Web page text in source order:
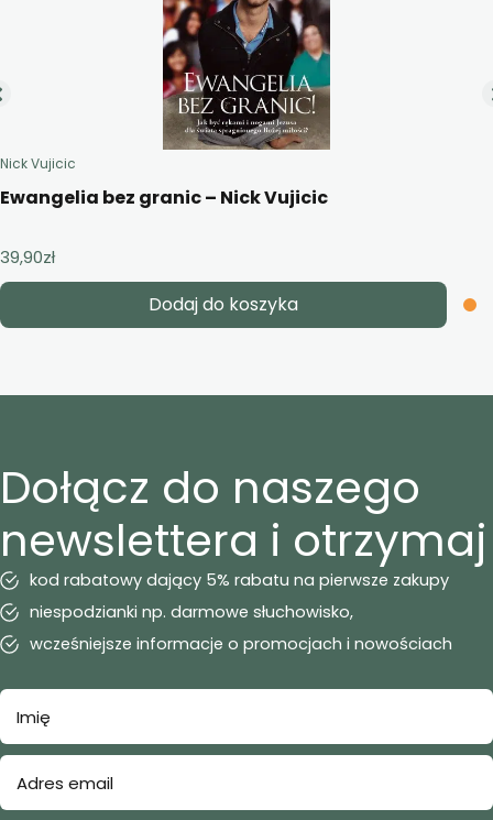
Nick Vujicic
Ewangelia bez granic – Nick Vujicic
39,90zł
Dodaj do koszyka
Dołącz do naszego
newslettera i otrzymaj
kod rabatowy dający 5% rabatu na pierwsze zakupy
niespodzianki np. darmowe słuchowisko,
wcześniejsze informacje o promocjach i nowościach